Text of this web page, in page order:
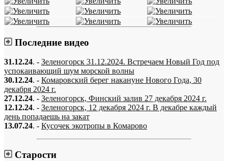
Последние видео
31.12.24. - Зеленогорск 31.12.2024. Встречаем Новый Год под
успокаивающий шум морской волны
30.12.24. - Комаровский берег накануне Нового Года, 30
декабря 2024 г.
27.12.24. - Зеленогорск, Финский залив 27 декабря 2024 г.
12.12.24. - Зеленогорск, 12 декабря 2024 г. В декабре каждый
день попадаешь на закат
13.07.24. - Кусочек экотропы в Комарово
Старости